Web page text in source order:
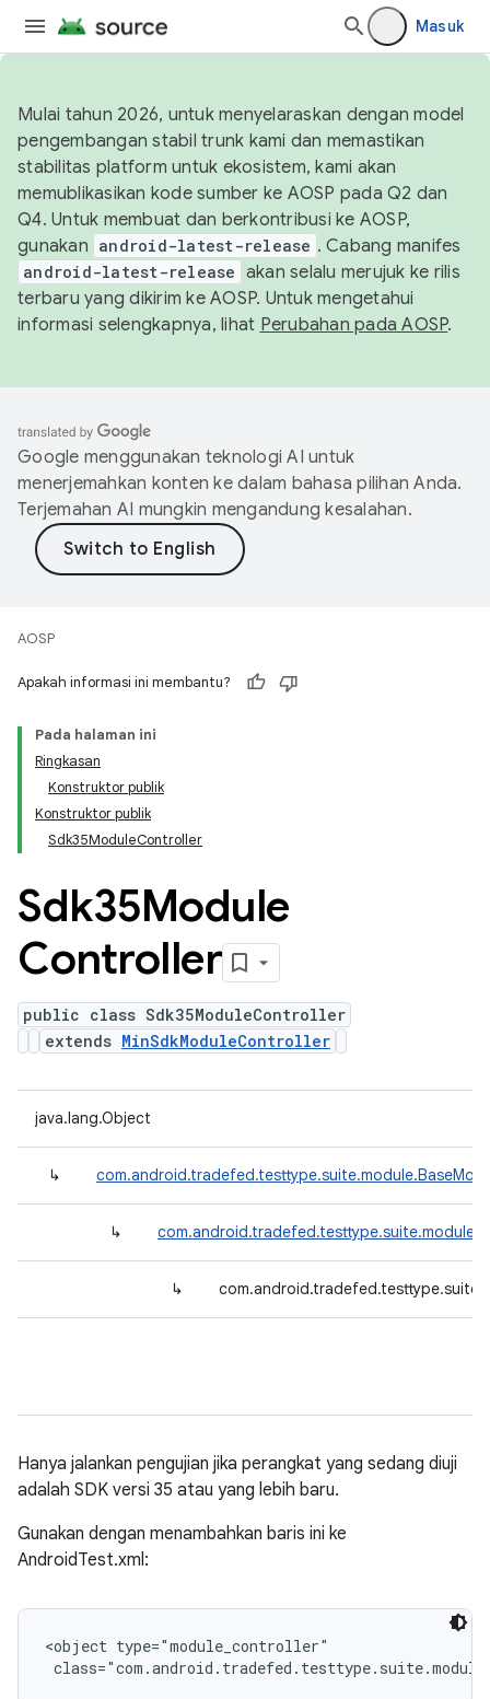
Masuk
Mulai tahun 2026, untuk menyelaraskan dengan model
pengembangan stabil trunk kami dan memastikan
stabilitas platform untuk ekosistem, kami akan
memublikasikan kode sumber ke AOSP pada Q2 dan
Q4. Untuk membuat dan berkontribusi ke AOSP,
gunakan android-latest-release . Cabang manifes
android-latest-release akan selalu merujuk ke rilis
terbaru yang dikirim ke AOSP. Untuk mengetahui
informasi selengkapnya, lihat Perubahan pada AOSP.
Google menggunakan teknologi AI untuk
menerjemahkan konten ke dalam bahasa pilihan Anda.
Terjemahan AI mungkin mengandung kesalahan.
AOSP
Apakah informasi ini membantu?
Pada halaman ini
Ringkasan
Konstruktor publik
Konstruktor publik
Sdk35ModuleController
Sdk35Module
Controller
public class Sdk35ModuleController
extends MinSdkModuleController
java.lang.Object
↳
↳
↳
Hanya jalankan pengujian jika perangkat yang sedang diuji
adalah SDK versi 35 atau yang lebih baru.
Gunakan dengan menambahkan baris ini ke
AndroidTest.xml:
<object type="module_controller"